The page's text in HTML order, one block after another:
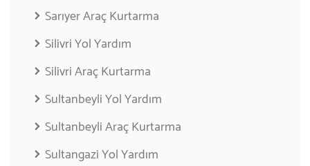
Sarıyer Araç Kurtarma
Silivri Yol Yardım
Silivri Araç Kurtarma
Sultanbeyli Yol Yardım
Sultanbeyli Araç Kurtarma
Sultangazi Yol Yardım